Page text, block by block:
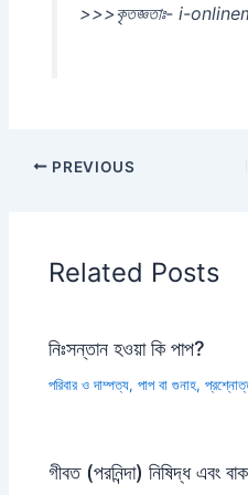
>>>কৃতজ্ঞতাঃ- i-
PREVIOUS
Related Posts
নিঃসন্তান হওয়া কি পাপ?
পরিবার ও দাম্পত্য,পাপ বা গুনাহ,
গীবত (পরনিন্দা) নিষিদ্ধ এবং